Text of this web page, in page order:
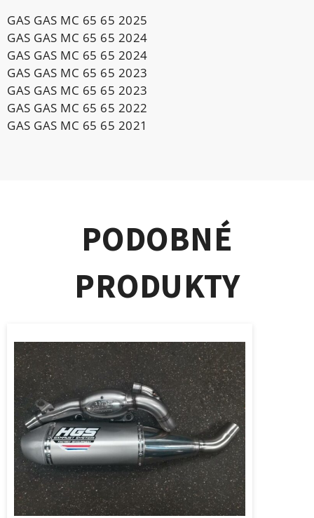
GAS GAS MC 65 65 2025
GAS GAS MC 65 65 2024
GAS GAS MC 65 65 2024
GAS GAS MC 65 65 2023
GAS GAS MC 65 65 2023
GAS GAS MC 65 65 2022
GAS GAS MC 65 65 2021
PODOBNÉ
PRODUKTY